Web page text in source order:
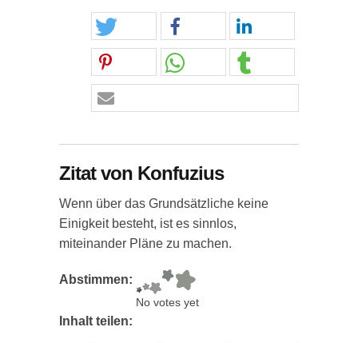
Zitat von Konfuzius
Wenn über das Grundsätzliche keine
Einigkeit besteht, ist es sinnlos,
miteinander Pläne zu machen.
Abstimmen:
No votes yet
Inhalt teilen: